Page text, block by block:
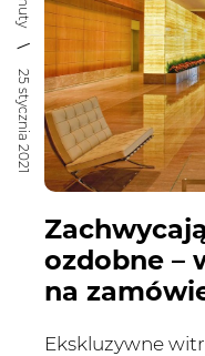
25 stycznia 2021
ozdobne –
na
Ekskluzywne